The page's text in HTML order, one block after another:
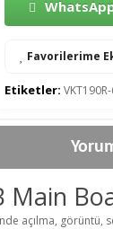
Favorilerime
Etiketler:
Main
açılma, görüntü,